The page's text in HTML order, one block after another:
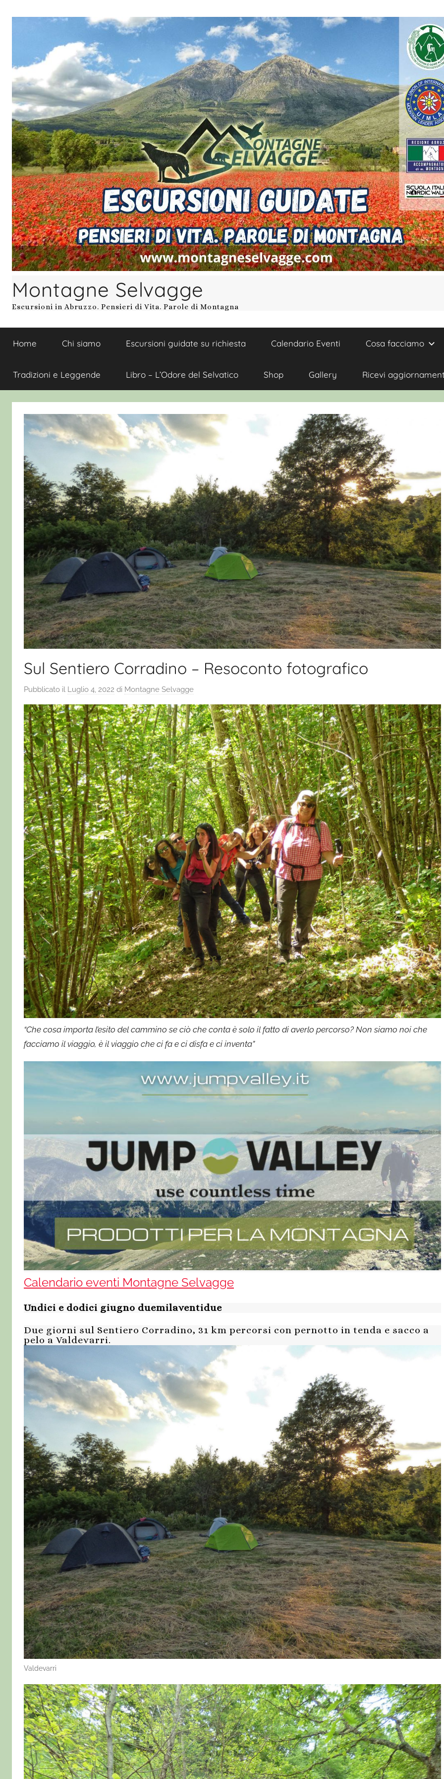
Montagne Selvagge
Escursioni in Abruzzo. Pensieri di Vita. Parole di Montagna
Home Chi siamo Escursioni guidate su richiesta Calendario Eventi Cosa facciamo
Tradizioni e Leggende Libro – L’Odore del Selvatico Shop Gallery Ricevi
Sul Sentiero Corradino – Resoconto fotografico
Pubblicato il Luglio 4, 2022 di Montagne Selvagge
“Che cosa importa l’esito del cammino se ciò che conta è solo il fatto di averlo percorso? Non siamo noi che
facciamo il viaggio, è il viaggio che ci fa e ci disfa e ci inventa”
Calendario eventi Montagne Selvagge
Undici e dodici giugno duemilaventidue
Due giorni sul Sentiero Corradino, 31 km percorsi con pernotto in tenda e sacco a
pelo a Valdevarri.
Valdevarri